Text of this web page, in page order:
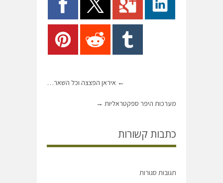
← איראן הפצצה וכל השאר…
מערכות היפר ספקטראליות →
כתבות קשורות
תגובות סגורות